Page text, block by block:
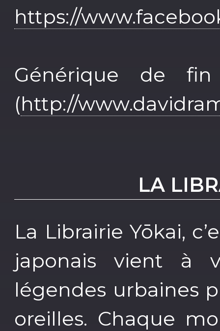
https://
Générique de
(http://
LA
La Librairie Yōkai,
japonais vient à
légendes urbaines
oreilles. Chaque